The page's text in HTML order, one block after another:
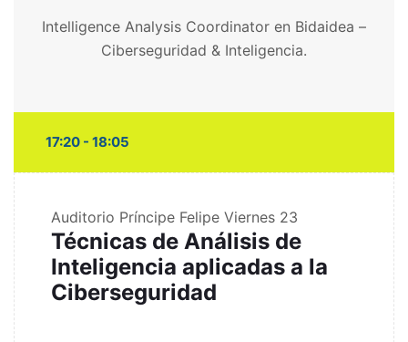
Intelligence Analysis Coordinator en Bidaidea –
Ciberseguridad & Inteligencia.
17:20 - 18:05
Auditorio Príncipe Felipe Viernes 23
Técnicas de Análisis de
Inteligencia aplicadas a la
Ciberseguridad